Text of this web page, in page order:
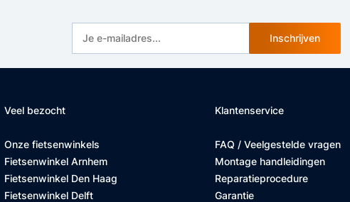
Inschrijven
Veel bezocht
Onze fietsenwinkels
Fietsenwinkel Arnhem
Fietsenwinkel Den Haag
Fietsenwinkel Delft
Klantenservice
FAQ / Veelgestelde vragen
Montage handleidingen
Reparatieprocedure
Garantie